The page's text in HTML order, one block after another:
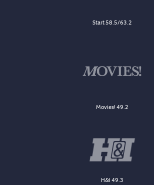
Start 58.5/63.2
Movies! 49.2
H&I 49.3